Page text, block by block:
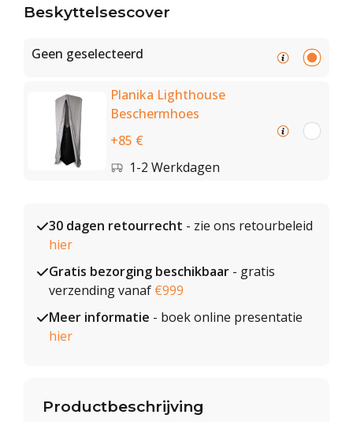
Beskyttelsescover
Geen geselecteerd
Planika Lighthouse
Beschermhoes
+85 €
1-2 Werkdagen
30 dagen retourrecht - zie ons retourbeleid
hier
Gratis bezorging beschikbaar - gratis
verzending vanaf €999
Meer informatie - boek online presentatie
hier
Productbeschrijving